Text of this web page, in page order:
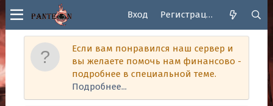
Вход Регистрация
Если вам понравился наш сервер и
вы желаете помочь нам финансово -
подробнее в специальной теме.
Подробнее...